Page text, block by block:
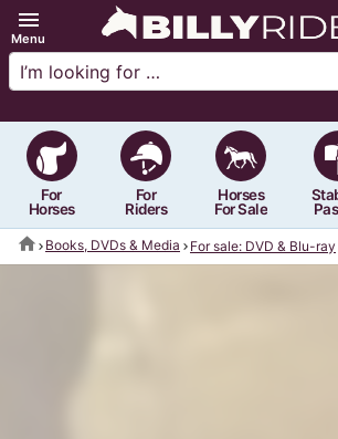
menu
Menu
For
Horses
For
Riders
Horses
For Sale
home Books, DVDs & Media For sale: DVD & Blu-ray